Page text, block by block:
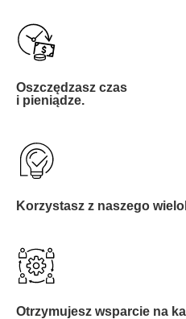
Oszczędzasz czas
i pieniądze.
Korzystasz z naszego
Otrzymujesz wsparcie na